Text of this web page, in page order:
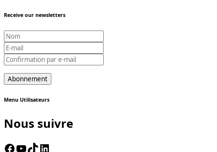
Receive our newsletters
Menu Utilisateurs
Nous suivre
Facebook
YouTube
TikTokLinkedIn